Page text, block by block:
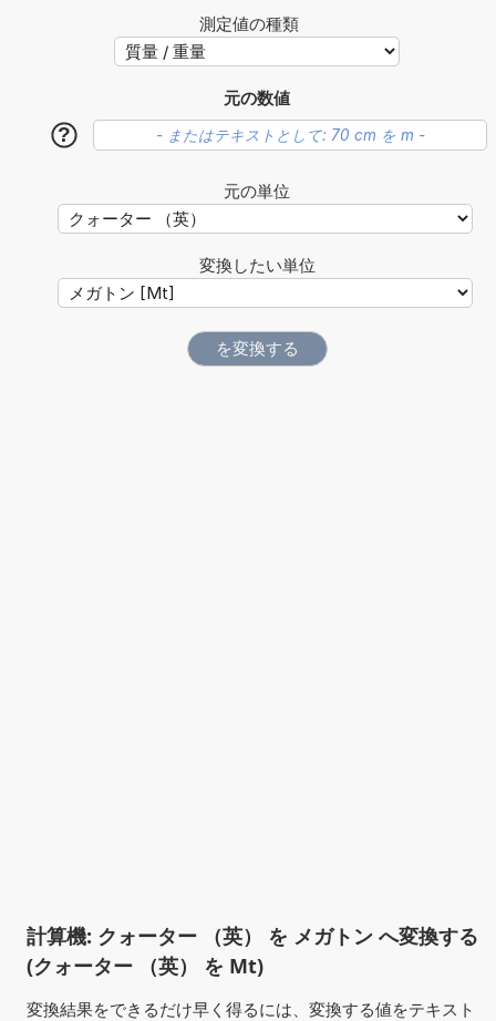
測定値の種類
元の数値
?
元の単位
変換したい単位
計算機: クォーター （英） を メガトン へ変換する
(クォーター （英） を Mt)
変換結果をできるだけ早く得るには、変換する値をテキスト